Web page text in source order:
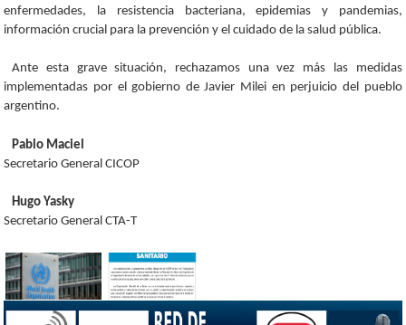
enfermedades, la resistencia bacteriana, epidemias y pandemias,
información crucial para la prevención y el cuidado de la salud pública.
Ante esta grave situación, rechazamos una vez más las medidas
implementadas por el gobierno de Javier Milei en perjuicio del pueblo
argentino.
Pablo Maciel
Secretario General CICOP
Hugo Yasky
Secretario General CTA-T